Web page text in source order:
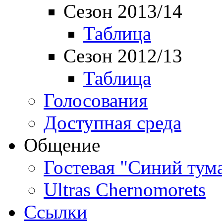
Сезон 2013/14
Таблица
Сезон 2012/13
Таблица
Голосования
Доступная среда
Общение
Гостевая "Синий
Ultras Chernomorets
Ссылки